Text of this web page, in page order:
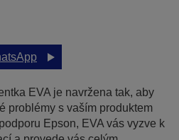
EVA je navržena tak, aby
problémy s vaším produktem
Epson, EVA vás vyzve k